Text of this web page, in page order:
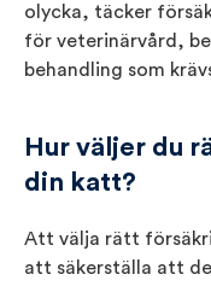
olycka, täcker
för veterinärvård,
behandling som
Hur väljer du
din katt?
Att välja rätt
att säkerställa att